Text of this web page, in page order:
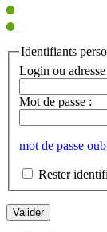
Identifiants
Login ou
Mot de passe :
mot de passe
Rester